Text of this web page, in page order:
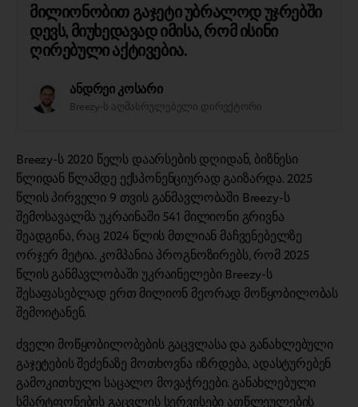
მილიონობით გაჯეტი უბრალოდ უჯრებში
დევს, მიუხედავად იმისა, რომ ისინი
ღირებული აქტივებია.
ანდრეი კოსარი
Breezy-ს აღმასრულებელი დირექტორი
Breezy-ს 2020 წელს დაარსების დღიდან, ბიზნესი
წლიდან წლამდე ექსპონენციურად გაიზარდა. 2025
წლის პირველი 9 თვის განმავლობაში Breezy-ს
შემოსავალმა უკრაინაში 541 მილიონი გრივნა
შეადგინა, რაც 2024 წლის მთლიან მაჩვენებელზე
ორჯერ მეტია. კომპანია პროგნოზირებს, რომ 2025
წლის განმავლობაში უკრაინელები Breezy-ს
შესაფასებლად ერთ მილიონ მეორად მოწყობილობას
შემოიტანენ.
ძველი მოწყობილობების გაცვლასა და განახლებული
გაჯეტების შეძენაზე მოთხოვნა იზრდება, ადასტურებენ
გამოკითხული საცალო მოვაჭრეები. განახლებული
სმარტფონების გაცვლის სერვისები ათწლეულების